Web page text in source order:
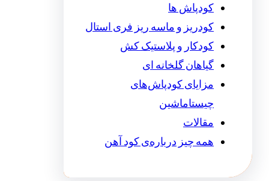
کودپاش ها
کودریز و ماسه ریز فری استال
کودکار و پلاستیک کش
گیاهان گلخانه ای
مزایای کودپاش‌های
چیستاماشین
مقالات
همه چیز درباره‌ی کود آهن